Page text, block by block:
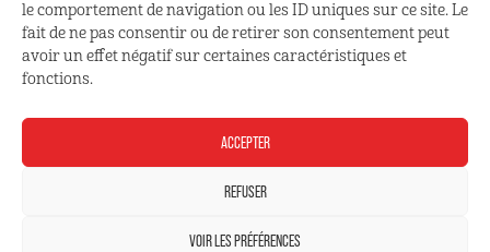
le comportement de navigation ou les ID uniques sur ce site. Le
fait de ne pas consentir ou de retirer son consentement peut
avoir un effet négatif sur certaines caractéristiques et
fonctions.
ACCEPTER
REFUSER
VOIR LES PRÉFÉRENCES
Retrouvez les outils, infos et services qui vous sont
réservés